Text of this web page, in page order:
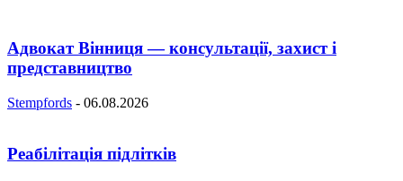
Адвокат Вінниця — консультації, захист і
представництво
Stempfords - 06.08.2026
Реабілітація підлітків